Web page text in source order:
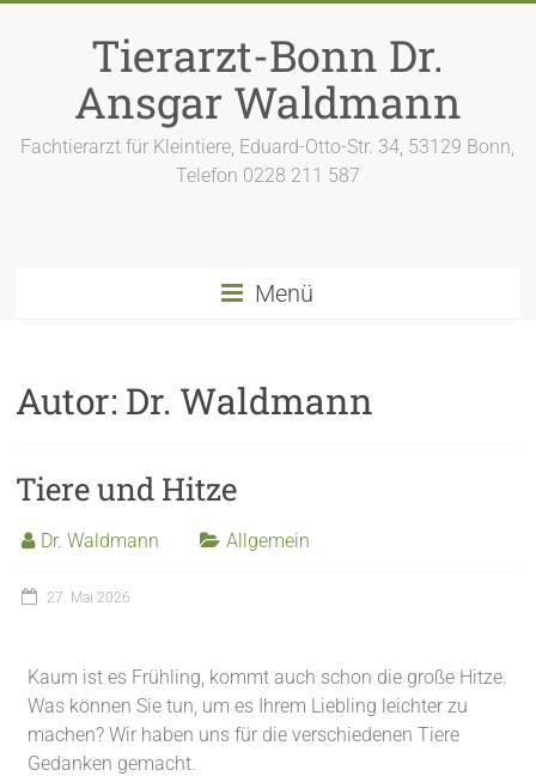
Tierarzt-Bonn Dr.
Ansgar Waldmann
Fachtierarzt für Kleintiere, Eduard-Otto-Str. 34, 53129 Bonn,
Telefon 0228 211 587
Menü
Autor: Dr. Waldmann
Tiere und Hitze
Dr. Waldmann Allgemein
27. Mai 2026
Kaum ist es Frühling, kommt auch schon die große Hitze.
Was können Sie tun, um es Ihrem Liebling leichter zu
machen? Wir haben uns für die verschiedenen Tiere
Gedanken gemacht.